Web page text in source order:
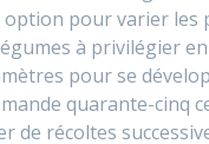
pour varier les
à privilégier
pour se
quarante-cinq
de récoltes